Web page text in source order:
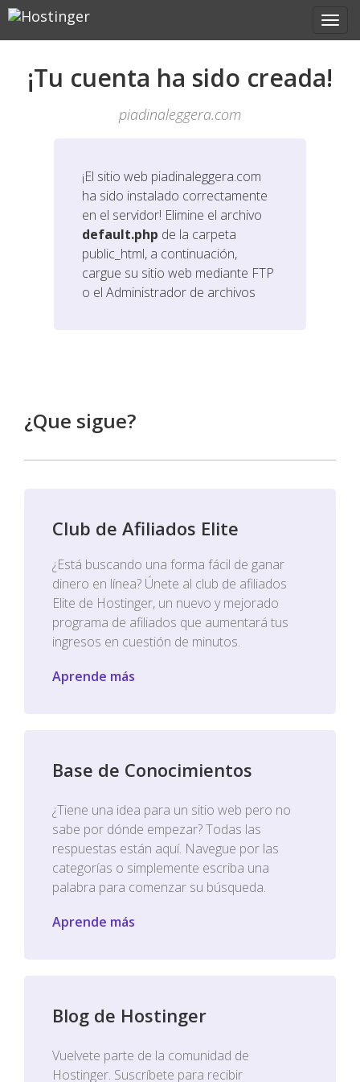
¡Tu cuenta ha sido creada!
piadinaleggera.com
¡El sitio web piadinaleggera.com
ha sido instalado correctamente
en el servidor! Elimine el archivo
default.php de la carpeta
public_html, a continuación,
cargue su sitio web mediante FTP
o el Administrador de archivos
¿Que sigue?
Club de Afiliados Elite
¿Está buscando una forma fácil de ganar
dinero en línea? Únete al club de afiliados
Elite de Hostinger, un nuevo y mejorado
programa de afiliados que aumentará tus
ingresos en cuestión de minutos.
Aprende más
Base de Conocimientos
¿Tiene una idea para un sitio web pero no
sabe por dónde empezar? Todas las
respuestas están aquí. Navegue por las
categorías o simplemente escriba una
palabra para comenzar su búsqueda.
Aprende más
Blog de Hostinger
Vuelvete parte de la comunidad de
Hostinger. Suscríbete para recibir